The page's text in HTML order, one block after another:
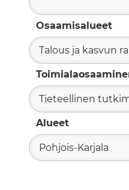
Osaamisalueet
Talous ja kasvun
Tieteellinen
Alueet
Pohjois-Karjala